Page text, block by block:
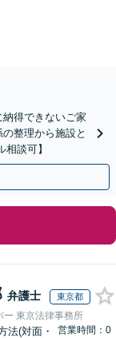
納得できないご家
整理から施設と
談可】
弁護士 東京都
ー 東京法律事務所
法(対面・
営業時間：0